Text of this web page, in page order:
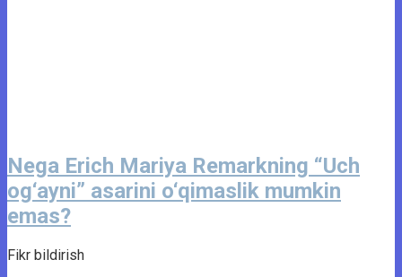
Nega Erich Mariya Remarkning “Uch
og‘ayni” asarini o‘qimaslik mumkin
emas?
Fikr bildirish